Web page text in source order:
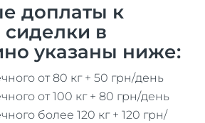
доплаты к
сиделки в
указаны ниже:
от 80 кг + 50 грн/день
от 100 кг + 80 грн/день
более 120 кг + 120 грн/